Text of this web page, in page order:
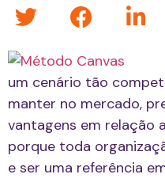
um cenário tão
manter no mercado,
vantagens em relação
porque toda
e ser uma referência